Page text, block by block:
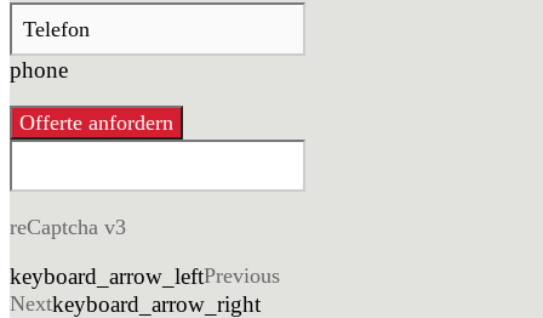
phone
Offerte anfordern
reCaptcha v3
keyboard_arrow_leftPrevious
Nextkeyboard_arrow_right